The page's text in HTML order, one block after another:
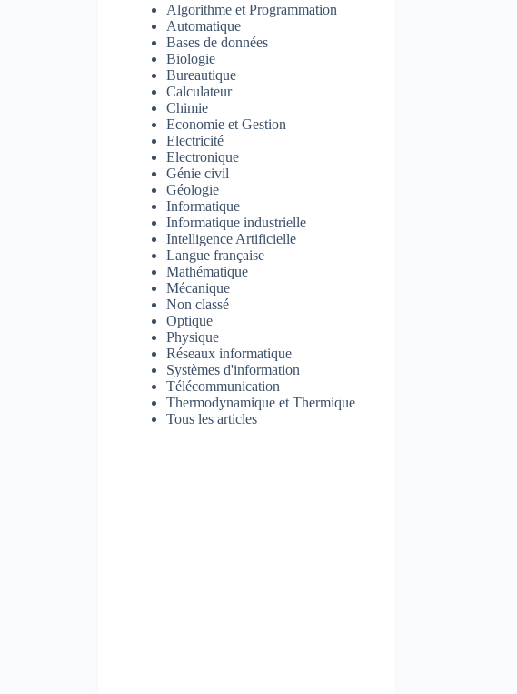
Algorithme et Programmation
Automatique
Bases de données
Biologie
Bureautique
Calculateur
Chimie
Economie et Gestion
Electricité
Electronique
Génie civil
Géologie
Informatique
Informatique industrielle
Intelligence Artificielle
Langue française
Mathématique
Mécanique
Non classé
Optique
Physique
Réseaux informatique
Systèmes d'information
Télécommunication
Thermodynamique et Thermique
Tous les articles